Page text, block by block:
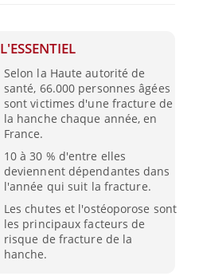
L'ESSENTIEL
Selon la Haute autorité de
santé, 66.000 personnes âgées
sont victimes d'une fracture de
la hanche chaque année, en
France.
10 à 30 % d'entre elles
deviennent dépendantes dans
l'année qui suit la fracture.
Les chutes et l'ostéoporose sont
les principaux facteurs de
risque de fracture de la
hanche.